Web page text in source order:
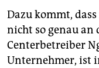
Dazu kommt,
nicht so genau an
Centerbetreiber
Unternehmer, ist